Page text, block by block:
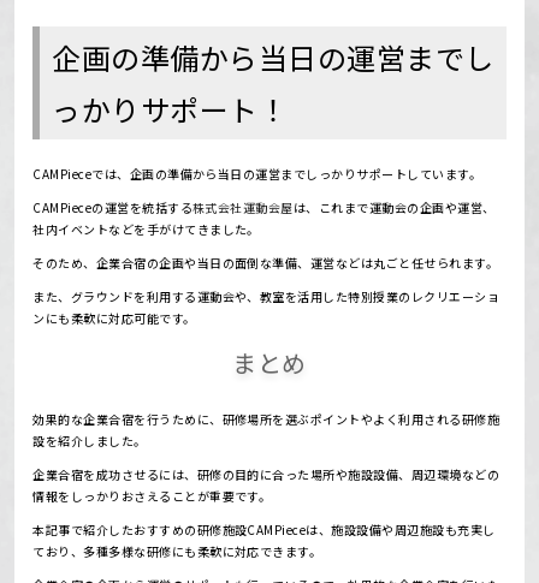
企画の準備から当日の運営までし
っかりサポート！
CAMPieceでは、企画の準備から当日の運営までしっかりサポートしています。
CAMPieceの運営を統括する株式会社運動会屋は、これまで運動会の企画や運営、
社内イベントなどを手がけてきました。
そのため、企業合宿の企画や当日の面倒な準備、運営などは丸ごと任せられます。
また、グラウンドを利用する運動会や、教室を活用した特別授業のレクリエーショ
ンにも柔軟に対応可能です。
まとめ
効果的な企業合宿を行うために、研修場所を選ぶポイントやよく利用される研修施
設を紹介しました。
企業合宿を成功させるには、研修の目的に合った場所や施設設備、周辺環境などの
情報をしっかりおさえることが重要です。
本記事で紹介したおすすめの研修施設CAMPieceは、施設設備や周辺施設も充実し
ており、多種多様な研修にも柔軟に対応できます。